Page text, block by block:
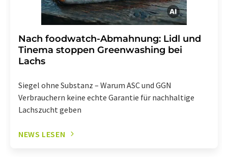
Nach foodwatch-Abmahnung: Lidl und
Tinema stoppen Greenwashing bei
Lachs
Siegel ohne Substanz – Warum ASC und GGN
Verbrauchern keine echte Garantie für nachhaltige
Lachszucht geben
NEWS LESEN